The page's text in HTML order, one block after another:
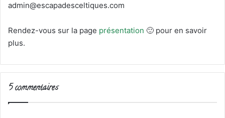
admin@escapadesceltiques.com
Rendez-vous sur la page présentation 🙂 pour en savoir
plus.
5 commentaires